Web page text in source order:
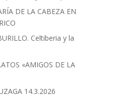
DE LA CABEZA EN
Celtiberia y la
«AMIGOS DE LA
14.3.2026